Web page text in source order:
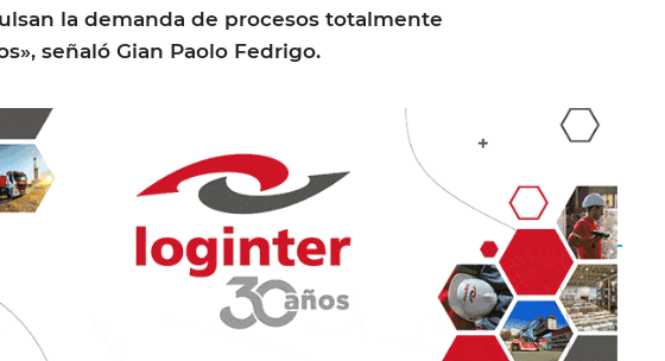
la demanda de procesos totalmente
señaló Gian Paolo Fedrigo.